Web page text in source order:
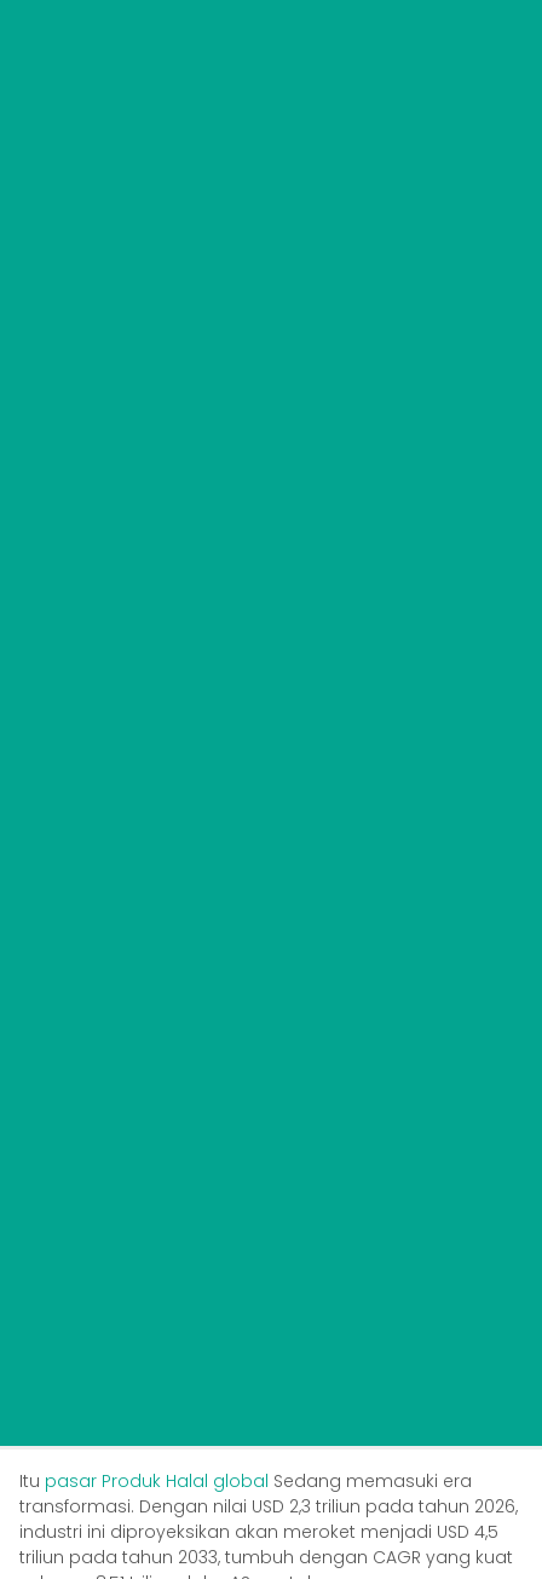
Itu pasar Produk Halal global Sedang memasuki era
transformasi. Dengan nilai USD 2,3 triliun pada tahun 2026,
industri ini diproyeksikan akan meroket menjadi USD 4,5
triliun pada tahun 2033, tumbuh dengan CAGR yang kuat